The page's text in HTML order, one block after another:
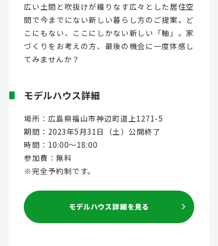
広い土間と吹抜けが織りなす広々とした居住空
間で今までにない新しい暮らし方のご提案。ど
こにもない、ここにしかない新しい「軸」。家
づくりをお考えの方、最後の機会に一度体感し
てみませんか？
モデルハウス詳細
場所：広島県福山市神辺町道上1271-5
期間：2023年5月31日（土）公開終了
時間：10:00〜18:00
参加費：無料
※完全予約制です。